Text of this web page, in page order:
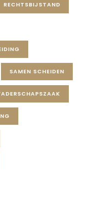
RECHTSBIJSTAND
SAMEN SCHEIDEN